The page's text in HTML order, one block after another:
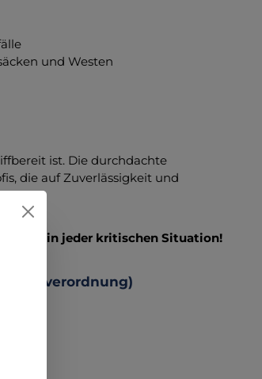
und Westen
ist. Die durchdachte
die auf Zuverlässigkeit und
Zugriff in jeder kritischen Situation!